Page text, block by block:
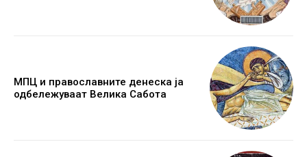
МПЦ и православните денеска ја
одбележуваат Велика Сабота